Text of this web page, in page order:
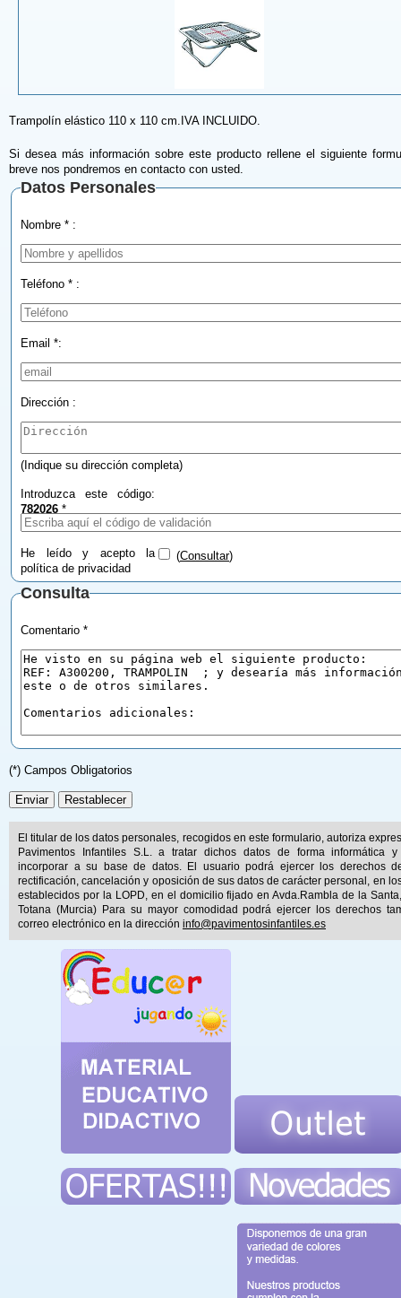
Trampolín elástico 110 x 110 cm.IVA INCLUIDO.
Si desea más información sobre este producto rellene el siguiente
breve nos pondremos en contacto con usted.
Datos Personales
Nombre * :
Teléfono * :
Email *:
Dirección :
(Indique su dirección completa)
Introduzca este código:
782026 *
He leído y acepto la
política de privacidad
(Consultar)
Consulta
Comentario *
(*) Campos Obligatorios
El titular de los datos personales, recogidos en este formulario, autoriza
Pavimentos Infantiles S.L. a tratar dichos datos de forma informática y
incorporar a su base de datos. El usuario podrá ejercer los derechos
rectificación, cancelación y oposición de sus datos de carácter personal, en
establecidos por la LOPD, en el domicilio fijado en Avda.Rambla de la
Totana (Murcia) Para su mayor comodidad podrá ejercer los derechos
correo electrónico en la dirección info@pavimentosinfantiles.es